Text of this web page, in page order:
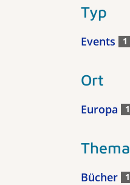
Typ
Events 1
Ort
Europa 1
Thema
Bücher 1